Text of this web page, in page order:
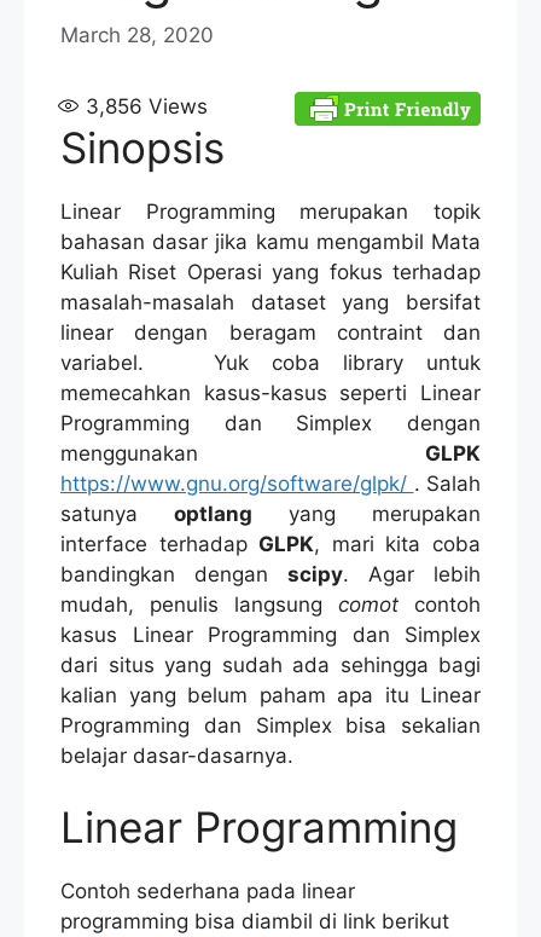
March 28, 2020
3,856 Views
Sinopsis
Linear Programming merupakan topik
bahasan dasar jika kamu mengambil Mata
Kuliah Riset Operasi yang fokus terhadap
masalah-masalah dataset yang bersifat
linear dengan beragam contraint dan
variabel. Yuk coba library untuk
memecahkan kasus-kasus seperti Linear
Programming dan Simplex dengan
menggunakan GLPK
https://www.gnu.org/software/glpk/ . Salah
satunyaoptlang yang merupakan
interface terhadap GLPK, mari kita coba
bandingkan dengan scipy. Agar lebih
mudah, penulis langsung comot contoh
kasus Linear Programming dan Simplex
dari situs yang sudah ada sehingga bagi
kalian yang belum paham apa itu Linear
Programming dan Simplex bisa sekalian
belajar dasar-dasarnya.
Linear Programming
Contoh sederhana pada linear
programming bisa diambil di link berikut